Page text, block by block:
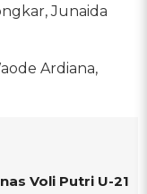
Junaida
Ardiana,
Voli Putri U-21